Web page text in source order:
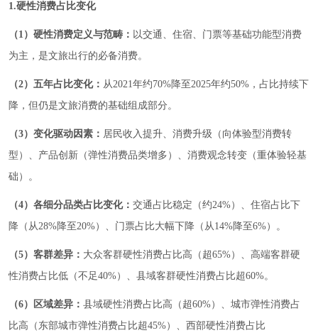
1.硬性消费占比变化
（1）硬性消费定义与范畴： 以交通、住宿、门票等基础功能型消费
为主，是文旅出行的必备消费。
（2）五年占比变化： 从2021年约70%降至2025年约50%，占比持续下
降，但仍是文旅消费的基础组成部分。
（3）变化驱动因素： 居民收入提升、消费升级（向体验型消费转
型）、产品创新（弹性消费品类增多）、消费观念转变（重体验轻基
础）。
（4）各细分品类占比变化： 交通占比稳定（约24%）、住宿占比下
降（从28%降至20%）、门票占比大幅下降（从14%降至6%）。
（5）客群差异： 大众客群硬性消费占比高（超65%）、高端客群硬
性消费占比低（不足40%）、县域客群硬性消费占比超60%。
（6）区域差异： 县域硬性消费占比高（超60%）、城市弹性消费占
比高（东部城市弹性消费占比超45%）、西部硬性消费占比